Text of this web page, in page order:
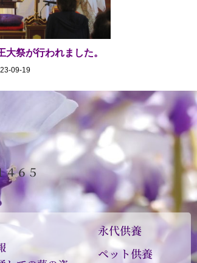
大祭が行われました。
09-19
４６５
永代供養
ペット供養